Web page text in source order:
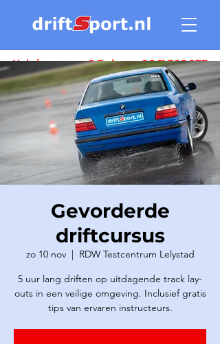
Heb je vragen ? Bel ons:06 11 305 277
Gevorderde
driftcursus
zo 10 nov
  |
RDW Testcentrum Lelystad
5 uur lang driften op uitdagende track lay-
outs in een veilige omgeving. Inclusief gratis
tips van ervaren instructeurs.